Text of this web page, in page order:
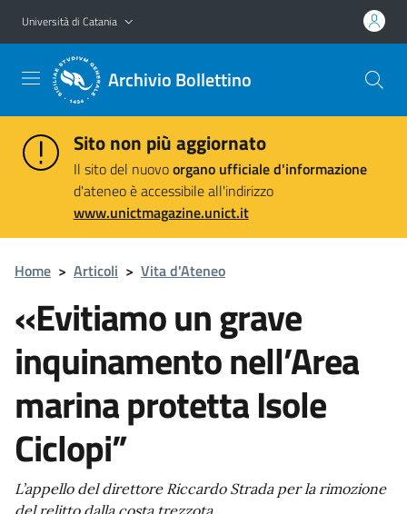
Vai al contenuto principale
Vai al menu di navigazione
Università di Catania
Archivio Bollettino
Sito non più aggiornato
Il sito del nuovoorgano ufficiale d'informazione
d'ateneo è accessibile all'indirizzo
www.unictmagazine.unict.it
Home > Articoli > Vita d'Ateneo
«Evitiamo un grave
inquinamento nell’Area
marina protetta Isole
Ciclopi”
L’appello del direttore Riccardo Strada per la rimozione
del relitto dalla costa trezzota